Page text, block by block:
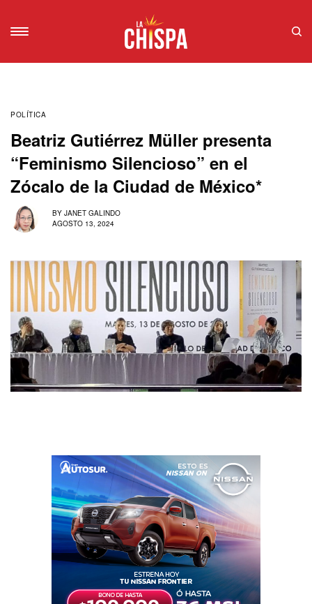
POLÍTICA
Beatriz Gutiérrez Müller presenta
“Feminismo Silencioso” en el
Zócalo de la Ciudad de México*
BY JANET GALINDO
AGOSTO 13, 2024